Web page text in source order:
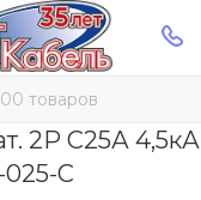
2Р С25А
C